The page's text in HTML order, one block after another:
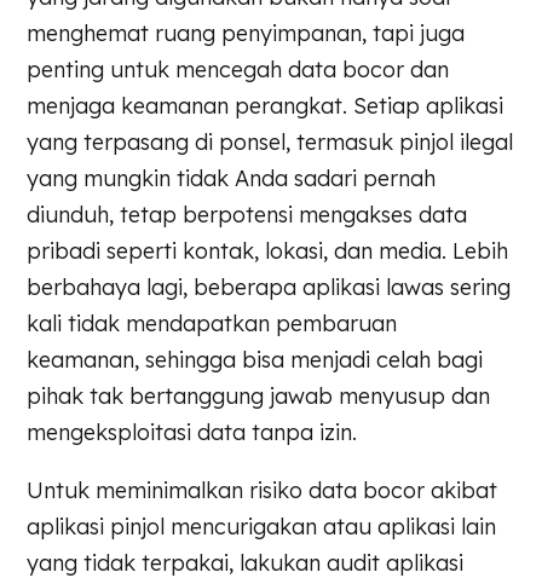
menghemat ruang penyimpanan, tapi juga
penting untuk mencegah data bocor dan
menjaga keamanan perangkat. Setiap aplikasi
yang terpasang di ponsel, termasuk pinjol ilegal
yang mungkin tidak Anda sadari pernah
diunduh, tetap berpotensi mengakses data
pribadi seperti kontak, lokasi, dan media. Lebih
berbahaya lagi, beberapa aplikasi lawas sering
kali tidak mendapatkan pembaruan
keamanan, sehingga bisa menjadi celah bagi
pihak tak bertanggung jawab menyusup dan
mengeksploitasi data tanpa izin.
Untuk meminimalkan risiko data bocor akibat
aplikasi pinjol mencurigakan atau aplikasi lain
yang tidak terpakai, lakukan audit aplikasi